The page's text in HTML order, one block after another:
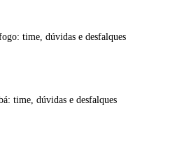
time, dúvidas e desfalques
time, dúvidas e desfalques